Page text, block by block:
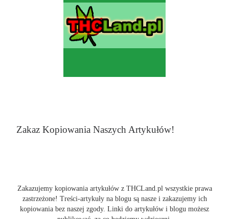
Zakaz Kopiowania Naszych Artykułów!
Zakazujemy kopiowania artykułów z THCLand.pl wszystkie prawa
zastrzeżone! Treści-artykuły na blogu są nasze i zakazujemy ich
kopiowania bez naszej zgody. Linki do artykułów i blogu możesz